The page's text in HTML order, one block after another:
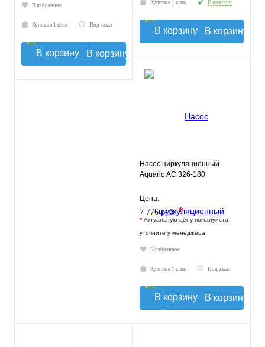
В избранное
Купить в 1 клик Под заказ
В корзину
Купить в 1 клик В наличии
В корзину
Насос циркуляционный
Aquario AC 326-180
Цена:
7 776 руб.*
* Актуальную цену пожалуйста
уточните у менеджера
В избранное
Купить в 1 клик Под заказ
В корзину